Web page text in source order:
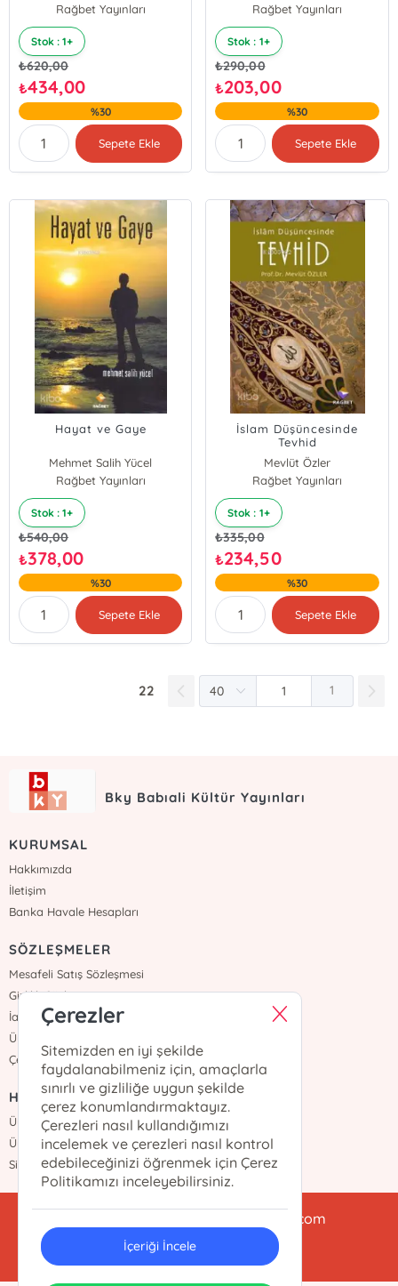
Rağbet Yayınları
Stok : 1+
₺620,00
₺434,00
%30
Sepete Ekle
Rağbet Yayınları
Stok : 1+
₺290,00
₺203,00
%30
Sepete Ekle
Hayat ve Gaye
Mehmet Salih Yücel
Rağbet Yayınları
Stok : 1+
₺540,00
₺378,00
%30
Sepete Ekle
İslam Düşüncesinde
Tevhid
Mevlüt Özler
Rağbet Yayınları
Stok : 1+
₺335,00
₺234,50
%30
Sepete Ekle
22 1
Bky Babıali Kültür Yayınları
KURUMSAL
Hakkımızda
İletişim
Banka Havale Hesapları
SÖZLEŞMELER
Mesafeli Satış Sözleşmesi
Gizlilik Sözleşmesi
İade ve Teslimat
Üyelik Sözleşmesi
Çerez Politikası
HIZLI ERİŞİM
Üye Ol
Üye Girişi
Sipariş Takip
babialikulturyayinlari@gmail.com
0212 438 47 78
Çerezler
Sitemizden en iyi şekilde
faydalanabilmeniz için, amaçlarla
sınırlı ve gizliliğe uygun şekilde
çerez konumlandırmaktayız.
Çerezleri nasıl kullandığımızı
incelemek ve çerezleri nasıl kontrol
edebileceğinizi öğrenmek için Çerez
Politikamızı inceleyebilirsiniz.
İçeriği İncele